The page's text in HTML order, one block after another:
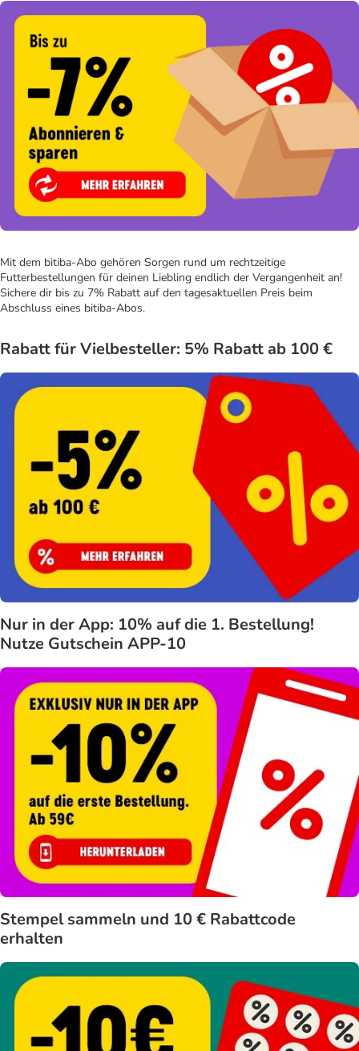
Mit dem bitiba-Abo gehören Sorgen rund um rechtzeitige
Futterbestellungen für deinen Liebling endlich der Vergangenheit an!
Sichere dir bis zu 7% Rabatt auf den tagesaktuellen Preis beim
Abschluss eines bitiba-Abos.
Rabatt für Vielbesteller: 5% Rabatt ab 100 €
Nur in der App: 10% auf die 1. Bestellung!
Nutze Gutschein APP-10
Stempel sammeln und 10 € Rabattcode
erhalten